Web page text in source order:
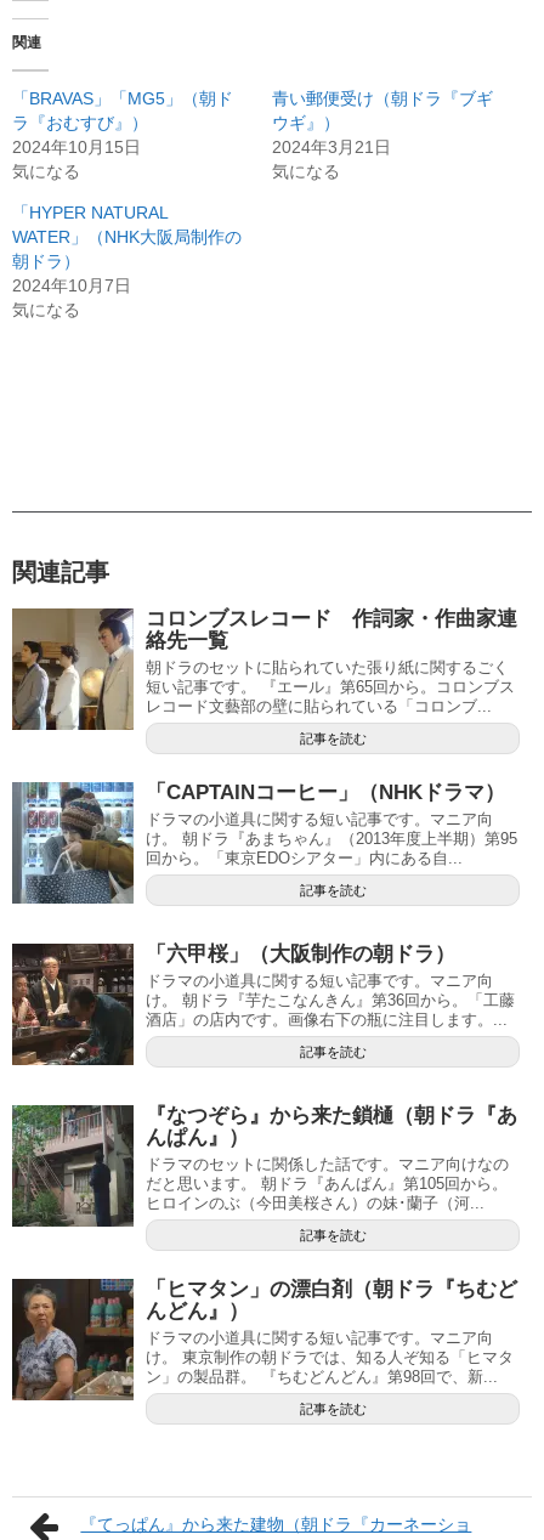
関連
「BRAVAS」「MG5」（朝ド
ラ『おむすび』）
2024年10月15日
気になる
青い郵便受け（朝ドラ『ブギ
ウギ』）
2024年3月21日
気になる
「HYPER NATURAL
WATER」（NHK大阪局制作の
朝ドラ）
2024年10月7日
気になる
関連記事
コロンブスレコード 作詞家・作曲家連
絡先一覧
朝ドラのセットに貼られていた張り紙に関するごく
短い記事です。 『エール』第65回から。コロンブス
レコード文藝部の壁に貼られている「コロンブ...
記事を読む
「CAPTAINコーヒー」（NHKドラマ）
ドラマの小道具に関する短い記事です。マニア向
け。 朝ドラ『あまちゃん』（2013年度上半期）第95
回から。「東京EDOシアター」内にある自...
記事を読む
「六甲桜」（大阪制作の朝ドラ）
ドラマの小道具に関する短い記事です。マニア向
け。 朝ドラ『芋たこなんきん』第36回から。「工藤
酒店」の店内です。画像右下の瓶に注目します。...
記事を読む
『なつぞら』から来た鎖樋（朝ドラ『あ
んぱん』）
ドラマのセットに関係した話です。マニア向けなの
だと思います。 朝ドラ『あんぱん』第105回から。
ヒロインのぶ（今田美桜さん）の妹･蘭子（河...
記事を読む
「ヒマタン」の漂白剤（朝ドラ『ちむど
んどん』）
ドラマの小道具に関する短い記事です。マニア向
け。 東京制作の朝ドラでは、知る人ぞ知る「ヒマタ
ン」の製品群。 『ちむどんどん』第98回で、新...
記事を読む
『てっぱん』から来た建物（朝ドラ『カーネーショ